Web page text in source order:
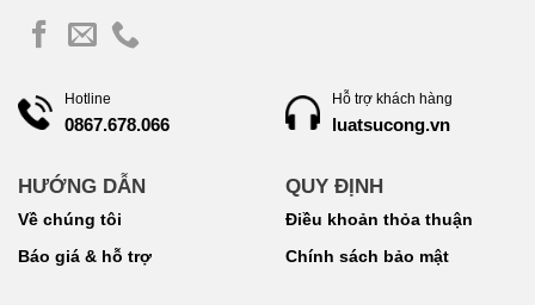
Hotline
0867.678.066
HƯỚNG DẪN
Về chúng tôi
Báo giá & hỗ trợ
Hỗ trợ khách hàng
luatsucong.vn
QUY ĐỊNH
Điều khoản thỏa thuận
Chính sách bảo mật